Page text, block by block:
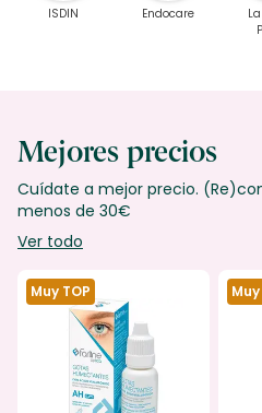
ISDIN Endocare
Mejores precios
Cuídate a mejor precio.
menos de 30€
Ver todo
Muy TOP Muy